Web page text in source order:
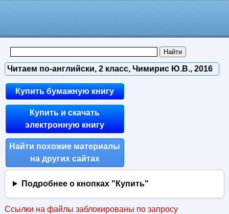
Читаем по-английски, 2 класс, Чимирис Ю.В., 2016
Купить бумажную книгу
Купить и скачать
электронную книгу
Найти похожие материалы
на других сайтах
Подробнее о кнопках "Купить"
Ссылки на файлы заблокированы по запросу